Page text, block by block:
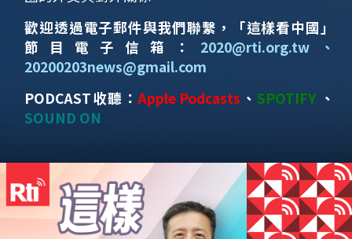
歡迎透過電子郵件與我們聯繫，「這樣看中國」
節目電子信箱： 2020@rti.org.tw、
20200203news@gmail.com
PODCAST收聽：Apple Podcasts 、 SPOTIFY、
SOUND ON